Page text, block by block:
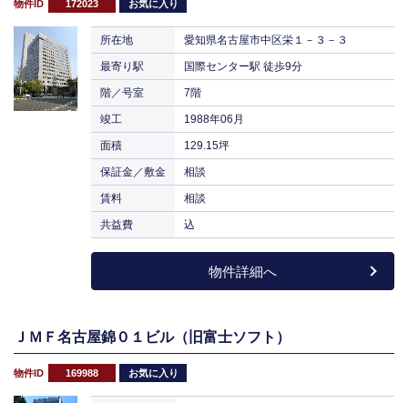
物件ID 172023 お気に入り
所在地 愛知県名古屋市中区栄１－３－３
最寄り駅 国際センター駅 徒歩9分
階／号室 7階
竣工 1988年06月
面積 129.15坪
保証金／敷金 相談
賃料 相談
共益費 込
物件詳細へ
ＪＭＦ名古屋錦０１ビル（旧富士ソフト）
物件ID 169988 お気に入り